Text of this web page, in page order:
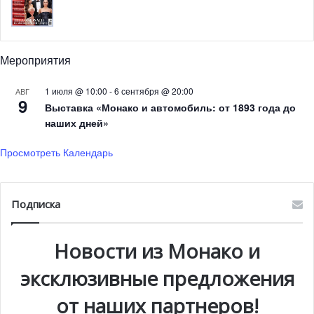
Альбер II также принял участие в конференции
организованной в павильоне Франции. По этому случаю
Князь даже подписал Декларацию о намерении создать
международную коалицию, задача которой будет
Марокко, Чили и Австралия уже присоединились к этой
инициативе.
15 ноября Альбер II посетил конференцию по климату
Мероприятия
АВГ
9
1 июля @ 10:00 -6 сентября @ 20:00
Выставка «Монако и автомобиль: от 1893 года до
наших дней»
Просмотреть Календарь
Подписка
Новости из Монако и
эксклюзивные предложения
от наших партнеров!